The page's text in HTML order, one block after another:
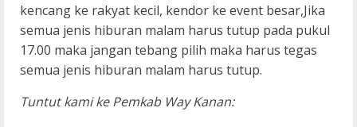
kencang ke rakyat kecil, kendor ke event besar,Jika
semua jenis hiburan malam harus tutup pada pukul
17.00 maka jangan tebang pilih maka harus tegas
semua jenis hiburan malam harus tutup.
Tuntut kami ke Pemkab Way Kanan: